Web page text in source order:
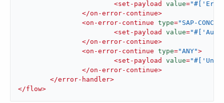
<set-payload value=
</on-error-continue>
<on-error-continue type="SAP-
<set-payload value=
</on-error-continue>
<on-error-continue type="ANY">
<set-payload value=
</on-error-continue>
</error-handler>
</flow>